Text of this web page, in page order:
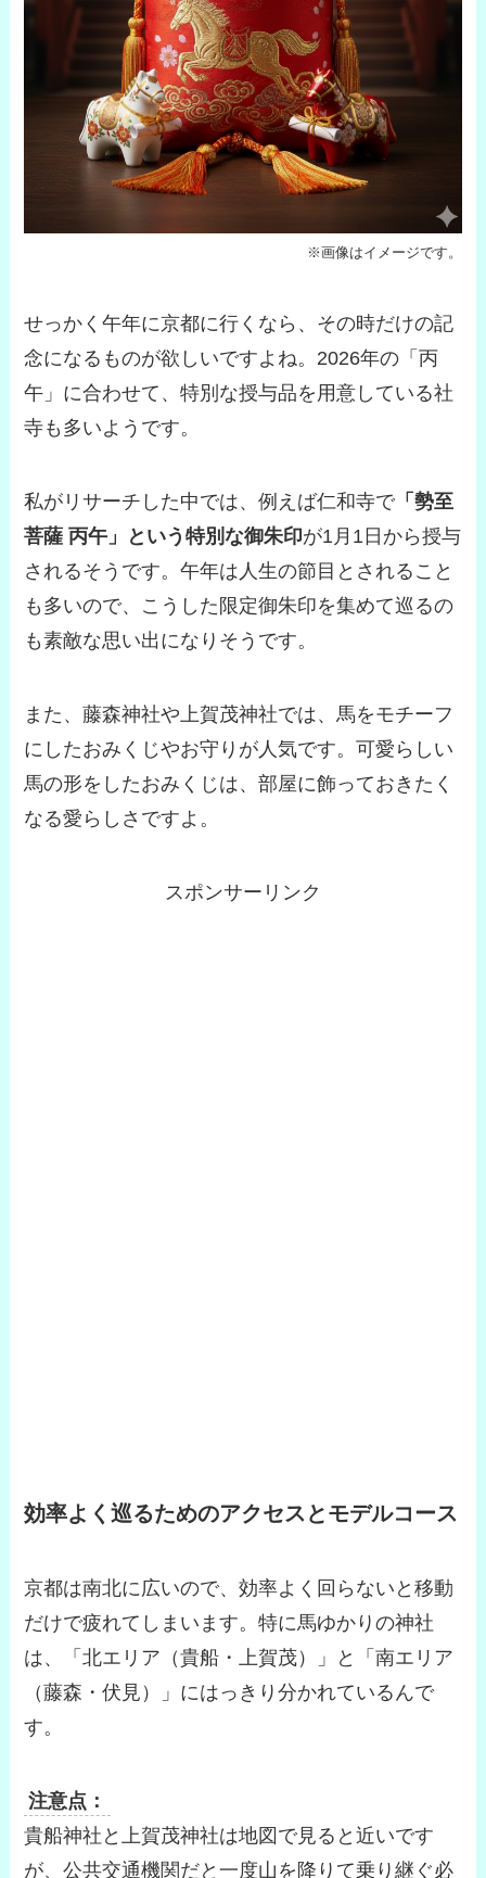
※画像はイメージです。
せっかく午年に京都に行くなら、その時だけの記
念になるものが欲しいですよね。2026年の「丙
午」に合わせて、特別な授与品を用意している社
寺も多いようです。
私がリサーチした中では、例えば仁和寺で「勢至
菩薩 丙午」という特別な御朱印が1月1日から授与
されるそうです。午年は人生の節目とされること
も多いので、こうした限定御朱印を集めて巡るの
も素敵な思い出になりそうです。
また、藤森神社や上賀茂神社では、馬をモチーフ
にしたおみくじやお守りが人気です。可愛らしい
馬の形をしたおみくじは、部屋に飾っておきたく
なる愛らしさですよ。
スポンサーリンク
効率よく巡るためのアクセスとモデルコース
京都は南北に広いので、効率よく回らないと移動
だけで疲れてしまいます。特に馬ゆかりの神社
は、「北エリア（貴船・上賀茂）」と「南エリア
（藤森・伏見）」にはっきり分かれているんで
す。
注意点：
貴船神社と上賀茂神社は地図で見ると近いです
が、公共交通機関だと一度山を降りて乗り継ぐ必